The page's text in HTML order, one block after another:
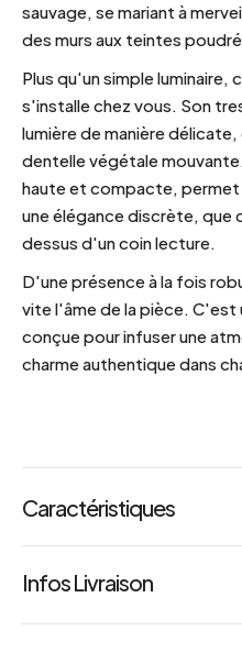
sauvage, se mariant à
des murs aux teintes
Plus qu'un simple
s'installe chez vous. Son
lumière de manière
dentelle végétale
haute et compacte,
une élégance discrète, que
dessus d'un coin lecture.
D'une présence à la fois
vite l'âme de la pièce. C'est
conçue pour infuser une
charme authentique dans
Caractéristiques
Dimensions : L 20 x l 20 x h
Infos Livraison